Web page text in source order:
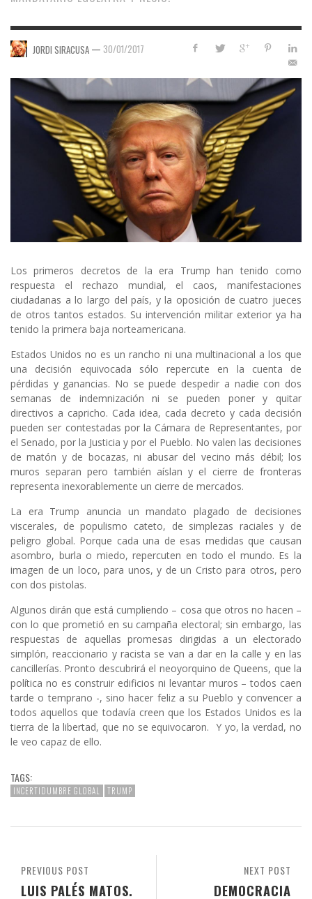
JORDI SIRACUSA — 30/01/2017
Los primeros decretos de la era Trump han tenido como
respuesta el rechazo mundial, el caos, manifestaciones
ciudadanas a lo largo del país, y la oposición de cuatro jueces
de otros tantos estados. Su intervención militar exterior ya ha
tenido la primera baja norteamericana.
Estados Unidos no es un rancho ni una multinacional a los que
una decisión equivocada sólo repercute en la cuenta de
pérdidas y ganancias. No se puede despedir a nadie con dos
semanas de indemnización ni se pueden poner y quitar
directivos a capricho. Cada idea, cada decreto y cada decisión
pueden ser contestadas por la Cámara de Representantes, por
el Senado, por la Justicia y por el Pueblo. No valen las decisiones
de matón y de bocazas, ni abusar del vecino más débil; los
muros separan pero también aíslan y el cierre de fronteras
representa inexorablemente un cierre de mercados.
La era Trump anuncia un mandato plagado de decisiones
viscerales, de populismo cateto, de simplezas raciales y de
peligro global. Porque cada una de esas medidas que causan
asombro, burla o miedo, repercuten en todo el mundo. Es la
imagen de un loco, para unos, y de un Cristo para otros, pero
con dos pistolas.
Algunos dirán que está cumpliendo – cosa que otros no hacen –
con lo que prometió en su campaña electoral; sin embargo, las
respuestas de aquellas promesas dirigidas a un electorado
simplón, reaccionario y racista se van a dar en la calle y en las
cancillerías. Pronto descubrirá el neoyorquino de Queens, que la
política no es construir edificios ni levantar muros – todos caen
tarde o temprano -, sino hacer feliz a su Pueblo y convencer a
todos aquellos que todavía creen que los Estados Unidos es la
tierra de la libertad, que no se equivocaron. Y yo, la verdad, no
le veo capaz de ello.
TAGS:
INCERTIDUMBRE GLOBAL TRUMP
NEXT POST
DEMOCRACIA
PREVIOUS POST
LUIS PALÉS MATOS.